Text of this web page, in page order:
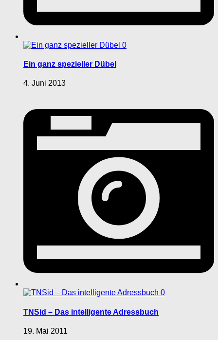
0
Ein ganz spezieller Dübel
4. Juni 2013
0
TNSid – Das intelligente Adressbuch
19. Mai 2011